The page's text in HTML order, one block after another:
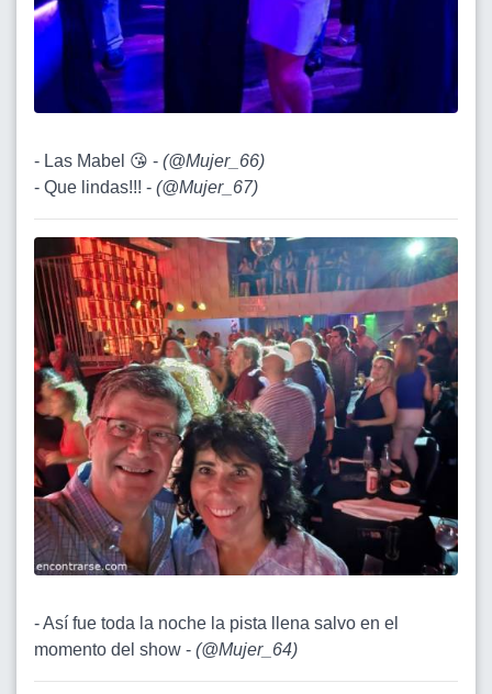
- Las Mabel 😘 - (@Mujer_66)
- Que lindas!!! - (@Mujer_67)
- Así fue toda la noche la pista llena salvo en el
momento del show - (@Mujer_64)